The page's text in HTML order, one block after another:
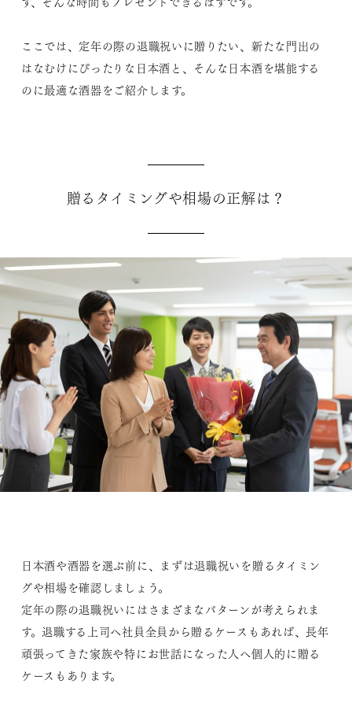
ここでは、定年の際の退職祝いに贈りたい、新たな門出の
はなむけにぴったりな日本酒と、そんな日本酒を堪能する
のに最適な酒器をご紹介します。
贈るタイミングや相場の正解は？
日本酒や酒器を選ぶ前に、まずは退職祝いを贈るタイミン
グや相場を確認しましょう。
定年の際の退職祝いにはさまざまなパターンが考えられま
す。退職する上司へ社員全員から贈るケースもあれば、長年
頑張ってきた家族や特にお世話になった人へ個人的に贈る
ケースもあります。